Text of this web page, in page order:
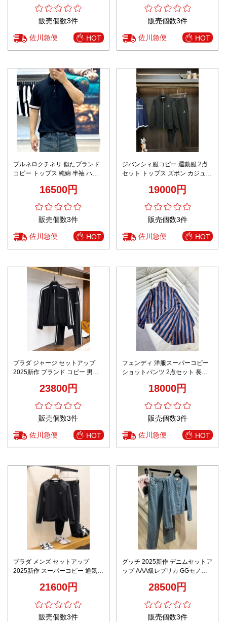
販売個数3件
佐川急便 HOT
販売個数3件
佐川急便 HOT
ブルネロクチネリ 似たブランド
コピー トップス 純綿 半袖 ハン
16500円
販売個数3件
佐川急便 HOT
ジバンシィ服コピー 運動服 2点
セット トップス ズボン カジュア
19000円
販売個数3件
佐川急便 HOT
プラダ ジャージ セットアップ
2025新作 ブランド コピー 男女
丁寧な縫製 高級感仕上げ 即納対
23800円
販売個数3件
佐川急便 HOT
フェンディ 洋服スーパーコピー
ショットパンツ 2点セット 長袖
18000円
販売個数3件
佐川急便 HOT
プラダ メンズ セットアップ
2025新作 スーパーコピー 通気
激安 本格派モデル 高級感仕上げ
21600円
販売個数3件
グッチ 2025新作 デニムセットア
ップ AAA級レプリカ GGモノグ
度仕様 男女兼用 レビュー高リピ
28500円
販売個数3件